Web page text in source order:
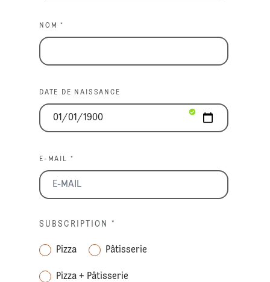
NOM *
DATE DE NAISSANCE
E-MAIL *
SUBSCRIPTION *
Pizza Pâtisserie
Pizza + Pâtisserie